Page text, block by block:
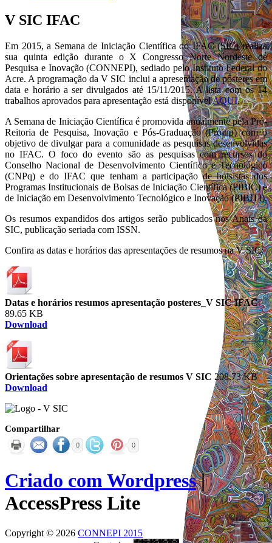
V SIC IFAC
Em 2015, a Semana de Iniciação Científica do IFAC (SIC) realiza
sua quinta edição durante o X Congresso Norte Nordeste de
Pesquisa e Inovação (CONNEPI), sediado pelo Instituto Federal do
Acre. A programação da V SIC inclui a apresentação de pôsteres em
data e horário a ser divulgados até 15/11/2015. A lista com os 14
trabalhos aprovados para apresentação está disponívelAQUI.
A Semana de Iniciação Científica é promovida anualmente pela Pró-
Reitoria de Pesquisa, Inovação e Pós-Graduação (Proinp) com o
objetivo de divulgar para a comunidade as pesquisas desenvolvidas
no IFAC. O foco do evento são as pesquisas com recursos do
Conselho Nacional de Desenvolvimento Científico e Tecnológico
(CNPq) e do IFAC que tenham a participação de bolsistas dos
Programas Institucionais de Bolsas de Iniciação Científica (PIBIC) e
de Iniciação em Desenvolvimento Tecnológico e Inovação (PIBITI).
Os resumos expandidos dos artigos serão publicados nos Anais da
SIC, publicação seriada com ISSN.
Confira as datas e horários das apresentações de resumos na V SIC:
Datas e horários resumos apresentação posteres_V SIC IFAC
89.65 KB
Download
Orientações sobre apresentação de resumos V SIC 208.73 KB
Download
Compartilhar
0 0
Criado com Wordpress |
AccessPress Lite
Copyright © 2026 CONNEPI 2015